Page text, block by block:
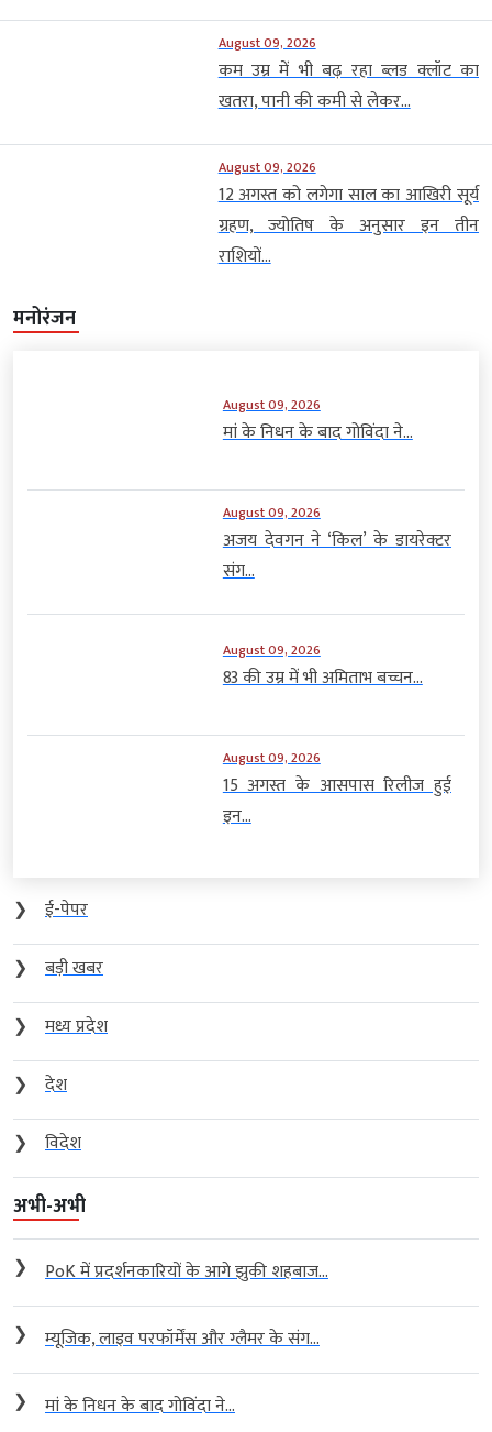
August 09, 2026
कम उम्र में भी बढ़ रहा ब्लड क्लॉट का
खतरा, पानी की कमी से लेकर...
August 09, 2026
12 अगस्त को लगेगा साल का आखिरी सूर्य
ग्रहण, ज्योतिष के अनुसार इन तीन
राशियों...
मनोरंजन
August 09, 2026
मां के निधन के बाद गोविंदा ने...
August 09, 2026
अजय देवगन ने ‘किल’ के डायरेक्टर
संग...
August 09, 2026
83 की उम्र में भी अमिताभ बच्चन...
August 09, 2026
15 अगस्त के आसपास रिलीज हुई
इन...
❯
ई-पेपर
❯
बड़ी खबर
❯
मध्य प्रदेश
❯
देश
❯
विदेश
अभी-अभी
❯ PoK में प्रदर्शनकारियों के आगे झुकी शहबाज...
❯ म्यूजिक, लाइव परफॉर्मेंस और ग्लैमर के संग...
❯ मां के निधन के बाद गोविंदा ने...